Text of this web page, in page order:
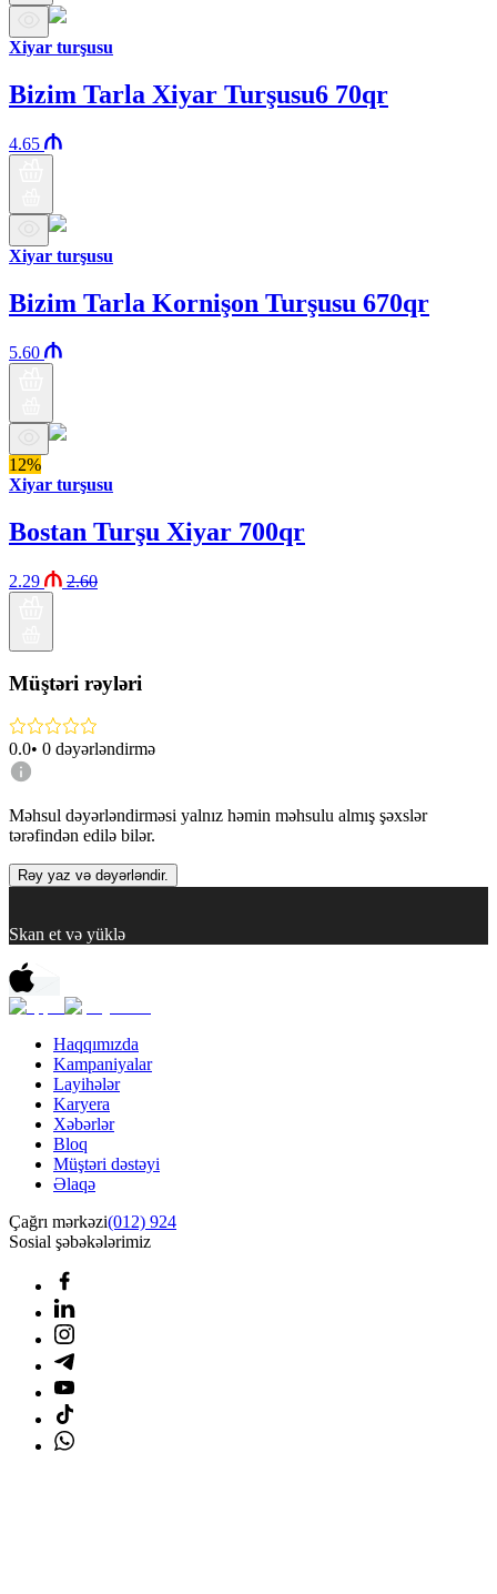
Xiyar turşusu
Bizim Tarla Xiyar Turşusu6 70qr
4.65
Xiyar turşusu
Bizim Tarla Kornişon Turşusu 670qr
5.60
12%
Xiyar turşusu
Bostan Turşu Xiyar 700qr
2.29 2.60
Müştəri rəyləri
0.0• 0 dəyərləndirmə
Məhsul dəyərləndirməsi yalnız həmin məhsulu almış şəxslər
tərəfindən edilə bilər.
Rəy yaz və dəyərləndir.
Skan et və yüklə
Haqqımızda
Kampaniyalar
Layihələr
Karyera
Xəbərlər
Bloq
Müştəri dəstəyi
Əlaqə
Çağrı mərkəzi(012) 924
Sosial şəbəkələrimiz